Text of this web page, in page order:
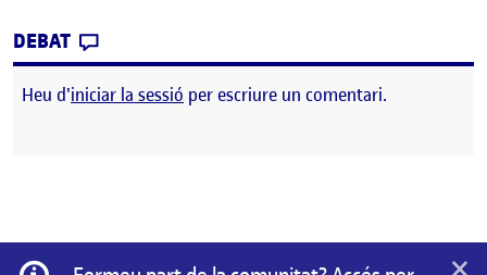
DEBAT
Heu d'iniciar la sessió per escriure un comentari.
Informació